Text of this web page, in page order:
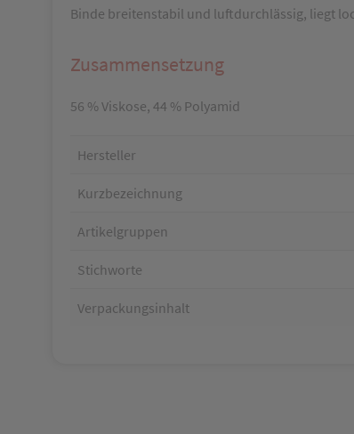
Binde breitenstabil und luftdurchlässig, liegt
Zusammensetzung
56 % Viskose, 44 % Polyamid
Hersteller
Kurzbezeichnung
Artikelgruppen
Stichworte
Verpackungsinhalt